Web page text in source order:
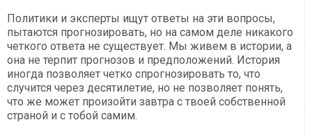
Политики и эксперты ищут ответы на эти вопросы,
пытаются прогнозировать, но на самом деле никакого
четкого ответа не существует. Мы живем в истории, а
она не терпит прогнозов и предположений. История
иногда позволяет четко спрогнозировать то, что
случится через десятилетие, но не позволяет понять,
что же может произойти завтра с твоей собственной
страной и с тобой самим.